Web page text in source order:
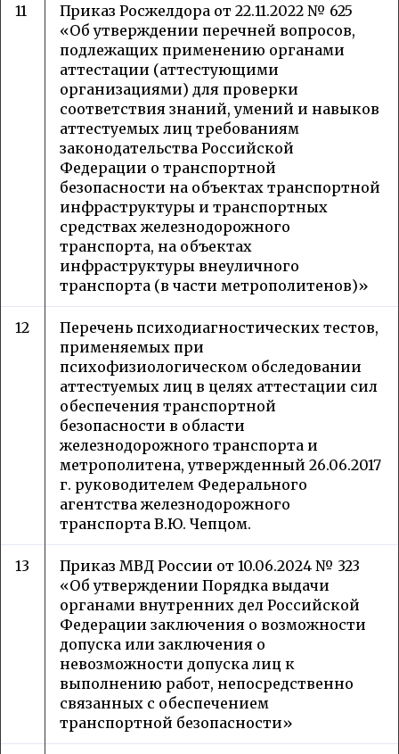
11
Приказ Росжелдора от 22.11.2022 № 625
«Об утверждении перечней вопросов,
подлежащих применению органами
аттестации (аттестующими
организациями) для проверки
соответствия знаний, умений и навыков
аттестуемых лиц требованиям
законодательства Российской
Федерации о транспортной
безопасности на объектах транспортной
инфраструктуры и транспортных
средствах железнодорожного
транспорта, на объектах
инфраструктуры внеуличного
транспорта (в части метрополитенов)»
12
Перечень психодиагностических тестов,
применяемых при
психофизиологическом обследовании
аттестуемых лиц в целях аттестации сил
обеспечения транспортной
безопасности в области
железнодорожного транспорта и
метрополитена, утвержденный 26.06.2017
г. руководителем Федерального
агентства железнодорожного
транспорта В.Ю. Чепцом.
13
Приказ МВД России от 10.06.2024 № 323
«Об утверждении Порядка выдачи
органами внутренних дел Российской
Федерации заключения о возможности
допуска или заключения о
невозможности допуска лиц к
выполнению работ, непосредственно
связанных с обеспечением
транспортной безопасности»